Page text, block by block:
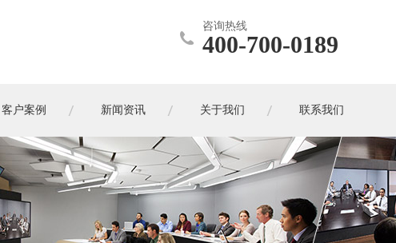
咨询热线
400-700-0189
客户案例 新闻资讯 关于我们 联系我们